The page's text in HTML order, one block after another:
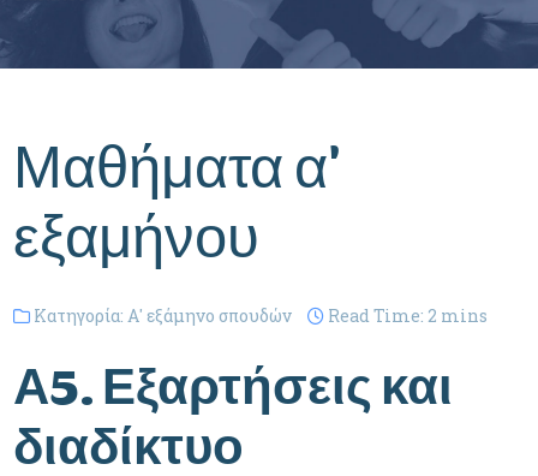
Μαθήματα α'
εξαμήνου
Κατηγορία: Α' εξάμηνο σπουδών Read Time: 2 mins
Α5. Εξαρτήσεις και
διαδίκτυο